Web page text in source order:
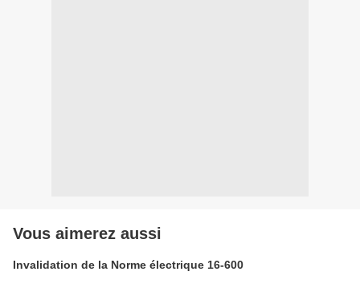
Vous aimerez aussi
Invalidation de la Norme électrique 16-600